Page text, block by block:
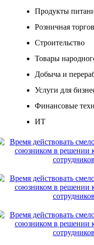
Продукты
Розничная
Строительство
Товары
Добыча и
Услуги для
Финансовые
ИТ